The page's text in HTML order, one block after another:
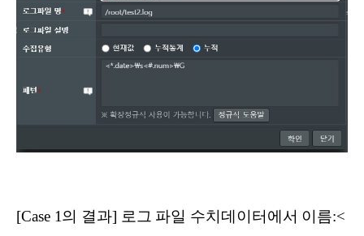
[Case 1의 결과] 로그 파일 수치데이터에서 이름:<